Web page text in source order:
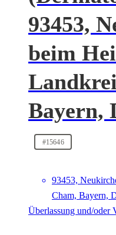
93453,
beim
Bayern,
#15646
93453,
Cham, Bayern,
Überlassung und/oder